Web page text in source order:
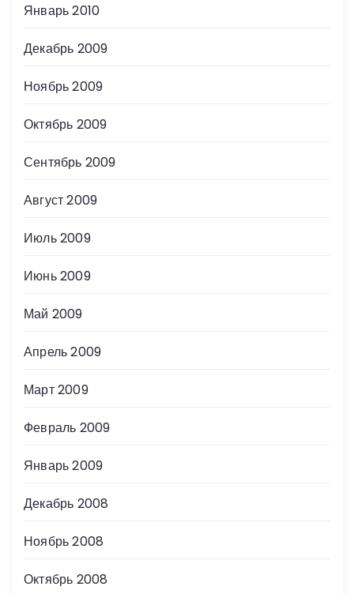
Январь 2010
Декабрь 2009
Ноябрь 2009
Октябрь 2009
Сентябрь 2009
Август 2009
Июль 2009
Июнь 2009
Май 2009
Апрель 2009
Март 2009
Февраль 2009
Январь 2009
Декабрь 2008
Ноябрь 2008
Октябрь 2008